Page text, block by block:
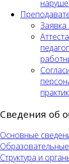
Заявка
Сведения об
Основные
Структура и